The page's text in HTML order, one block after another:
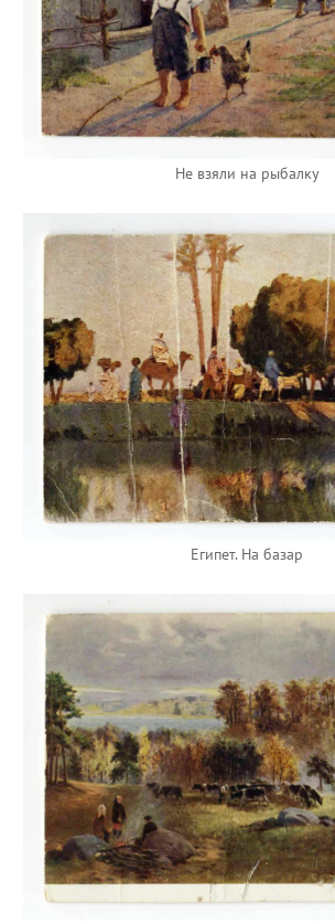
Не взяли на рыбалку
Египет. На базар